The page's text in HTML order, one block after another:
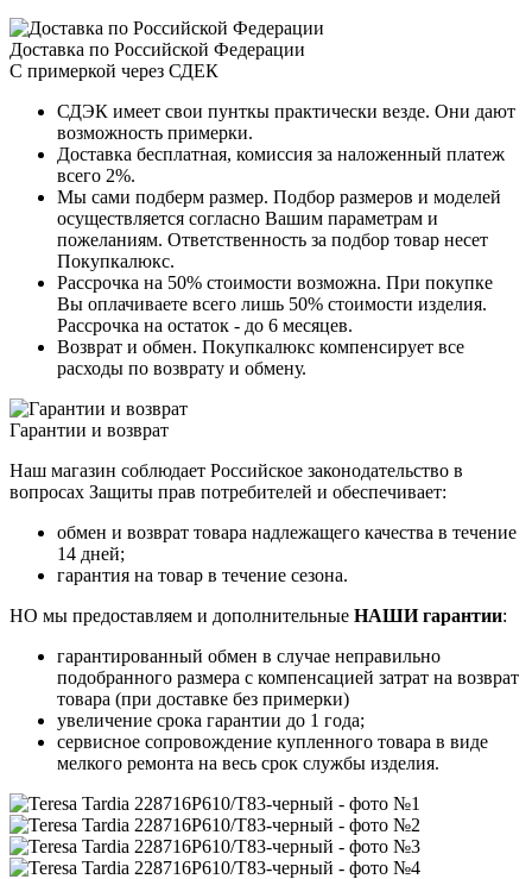
Доставка по Российской Федерации
С примеркой через СДЕК
СДЭК имеет свои пунткы практически везде. Они дают
возможность примерки.
Доставка бесплатная, комиссия за наложенный платеж
всего 2%.
Мы сами подберм размер. Подбор размеров и моделей
осуществляется согласно Вашим параметрам и
пожеланиям. Ответственность за подбор товар несет
Покупкалюкс.
Рассрочка на 50% стоимости возможна. При покупке
Вы оплачиваете всего лишь 50% стоимости изделия.
Рассрочка на остаток - до 6 месяцев.
Возврат и обмен. Покупкалюкс компенсирует все
расходы по возврату и обмену.
Гарантии и возврат
Наш магазин соблюдает Российское законодательство в
вопросах Защиты прав потребителей и обеспечивает:
обмен и возврат товара надлежащего качества в течение
14 дней;
гарантия на товар в течение сезона.
НО мы предоставляем и дополнительные НАШИ гарантии:
гарантированный обмен в случае неправильно
подобранного размера с компенсацией затрат на возврат
товара (при доставке без примерки)
увеличение срока гарантии до 1 года;
сервисное сопровождение купленного товара в виде
мелкого ремонта на весь срок службы изделия.